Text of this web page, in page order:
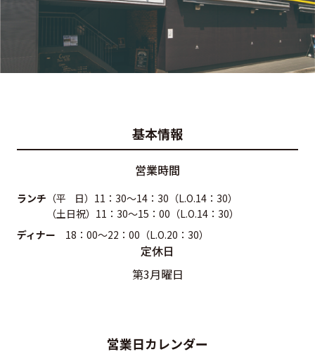
基本情報
営業時間
ランチ （平 日）11：30～14：30（L.O.14：30）
（土日祝）11：30～15：00（L.O.14：30）
ディナー 18：00～22：00（L.O.20：30）
定休日
第3月曜日
営業日カレンダー